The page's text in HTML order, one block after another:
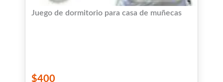
Juego de dormitorio para casa de muñecas
$400